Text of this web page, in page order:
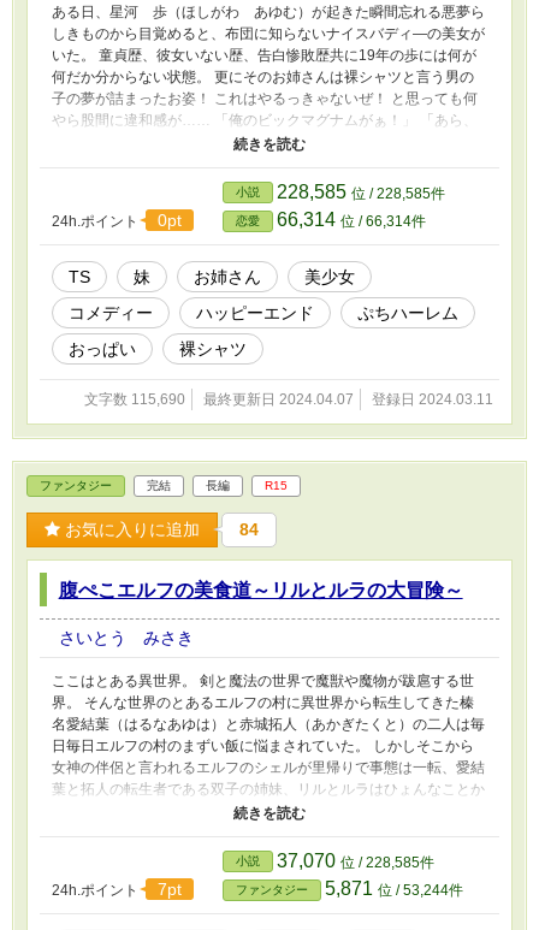
ある日、星河 歩（ほしがわ あゆむ）が起きた瞬間忘れる悪夢ら
しきものから目覚めると、布団に知らないナイスバディ―の美女が
いた。 童貞歴、彼女いない歴、告白惨敗歴共に19年の歩には何が
何だか分からない状態。 更にそのお姉さんは裸シャツと言う男の
子の夢が詰まったお姿！ これはやるっきゃないぜ！ と思っても何
やら股間に違和感が…… 「俺のビックマグナムがぁ！」 「あら、
お兄ちゃんのはニューナンブだったわよ？」 美女は自分は彼の妹
だと言い張る。 思わず「そこまでちっちゃくねぇっ！」と反論す
るも、更に状況がこんがらがる歩。 だが、そのナイスバディ―の
妹だと言い張る女性は歩の胸に指をあて、そしていけない場所へと
指を這わせてゆくのだった。 どうなる、どうする歩!? 続きは
本編をお楽しみください（笑）。
24h.ポイント 0pt
小説 228,585 位 / 228,585件
恋愛 66,314 位 / 66,314件
TS 妹 お姉さん
美少女
コメディー
ハッピーエンド
ぷちハーレム
おっぱい
裸シャツ
文字数 115,690 最終更新日 2024.04.07 登録日 2024.03.11
ファンタジー 完結 長編 R15
お気に入りに追加 84
腹ぺこエルフの美食道～リルとルラの大冒険～
さいとう みさき
ここはとある異世界。 剣と魔法の世界で魔獣や魔物が跋扈する世
界。 そんな世界のとあるエルフの村に異世界から転生してきた榛
名愛結葉（はるなあゆは）と赤城拓人（あかぎたくと）の二人は毎
日毎日エルフの村のまずい飯に悩まされていた。 しかしそこから
女神の伴侶と言われるエルフのシェルが里帰りで事態は一転、愛結
葉と拓人の転生者である双子の姉妹、リルとルラはひょんなことか
ら転移で飛ばされ世界の旅へと出かける羽目になる。 未熟なエル
食べたり探したり作ったりして故郷のエルフの村へ旅をするお話で
す。 まったりとゆるりとめちゃくちゃな冒険の旅をして行きまし
ょう！ ＊いい加減なお話、ギャグ要素が強い作品となっておりま
すのであらかじめご了承ください。 ＊本作品に登場する食べ物は
24h.ポイント 7pt
小説 37,070 位 / 228,585件
ファンタジー 5,871 位 / 53,244件